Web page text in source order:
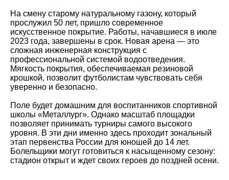
На смену старому натуральному газону, который
прослужил 50 лет, пришло современное
искусственное покрытие. Работы, начавшиеся в июле
2023 года, завершены в срок. Новая арена — это
сложная инженерная конструкция с
профессиональной системой водоотведения.
Мягкость покрытия, обеспечиваемая резиновой
крошкой, позволит футболистам чувствовать себя
уверенно и безопасно.
️Поле будет домашним для воспитанников спортивной
школы «Металлург». Однако масштаб площадки
позволяет принимать турниры самого высокого
уровня. В эти дни именно здесь проходит зональный
этап первенства России для юношей до 14 лет.
Болельщики могут готовиться к насыщенному сезону:
стадион открыт и ждет своих героев до поздней осени.